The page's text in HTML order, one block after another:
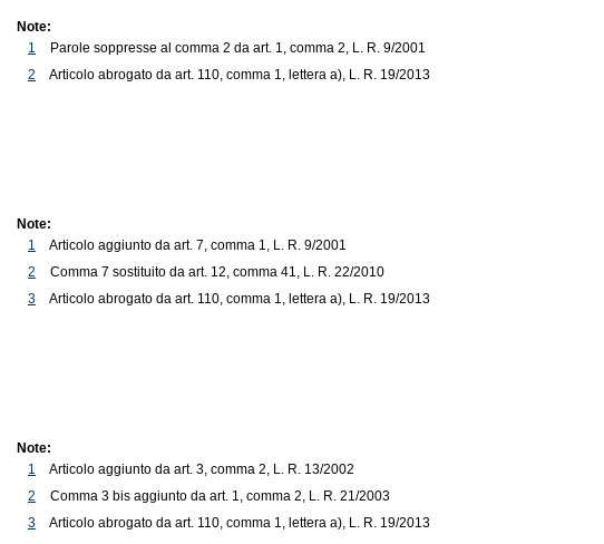
Note:
1
Parole soppresse al comma 2 da art. 1, comma 2, L. R. 9/2001
2
Articolo abrogato da art. 110, comma 1, lettera a), L. R. 19/2013
Note:
1
Articolo aggiunto da art. 7, comma 1, L. R. 9/2001
2
Comma 7 sostituito da art. 12, comma 41, L. R. 22/2010
3
Articolo abrogato da art. 110, comma 1, lettera a), L. R. 19/2013
Note:
1
Articolo aggiunto da art. 3, comma 2, L. R. 13/2002
2
Comma 3 bis aggiunto da art. 1, comma 2, L. R. 21/2003
3
Articolo abrogato da art. 110, comma 1, lettera a), L. R. 19/2013